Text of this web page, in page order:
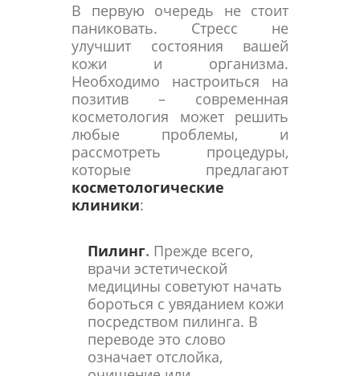
В первую очередь не стоит
паниковать. Стресс не
улучшит состояния вашей
кожи и организма.
Необходимо настроиться на
позитив – современная
косметология может решить
любые проблемы, и
рассмотреть процедуры,
которые предлагают
косметологические
клиники:
Пилинг. Прежде всего,
врачи эстетической
медицины советуют начать
бороться с увяданием кожи
посредством пилинга. В
переводе это слово
означает отслойка,